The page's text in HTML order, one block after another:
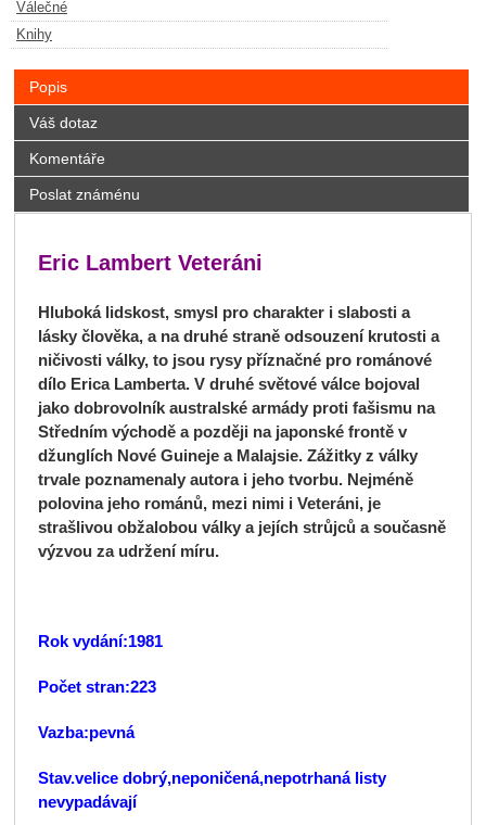
Válečné
Knihy
Popis
Váš dotaz
Komentáře
Poslat známénu
Eric Lambert Veteráni
Hluboká lidskost, smysl pro charakter i slabosti a
lásky člověka, a na druhé straně odsouzení krutosti a
ničivosti války, to jsou rysy příznačné pro románové
dílo Erica Lamberta. V druhé světové válce bojoval
jako dobrovolník australské armády proti fašismu na
Středním východě a později na japonské frontě v
džunglích Nové Guineje a Malajsie. Zážitky z války
trvale poznamenaly autora i jeho tvorbu. Nejméně
polovina jeho románů, mezi nimi i Veteráni, je
strašlivou obžalobou války a jejích strůjců a současně
výzvou za udržení míru.
Rok vydání:1981
Počet stran:223
Vazba:pevná
Stav.velice dobrý,neponičená,nepotrhaná listy
nevypadávají